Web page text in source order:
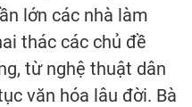
lớn các nhà làm
thác các chủ đề
từ nghệ thuật dân
văn hóa lâu đời. Bà